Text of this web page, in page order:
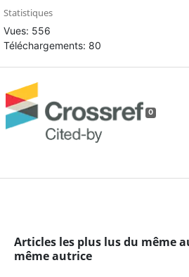
Statistiques
Vues: 556
Téléchargements: 80
0
Articles les plus lus du même
même autrice